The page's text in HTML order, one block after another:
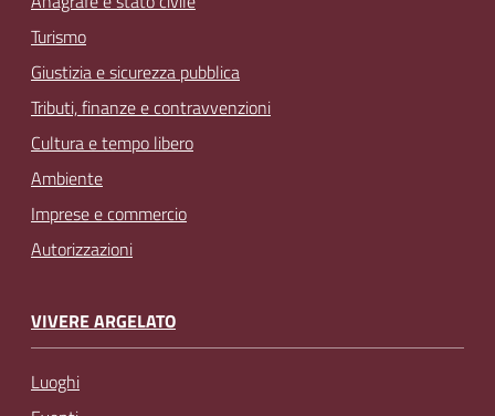
Turismo
Giustizia e sicurezza pubblica
Tributi, finanze e contravvenzioni
Cultura e tempo libero
Ambiente
Imprese e commercio
Autorizzazioni
VIVERE ARGELATO
Luoghi